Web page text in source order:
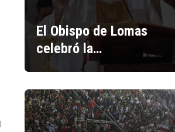
El Obispo de Lomas
celebró la…